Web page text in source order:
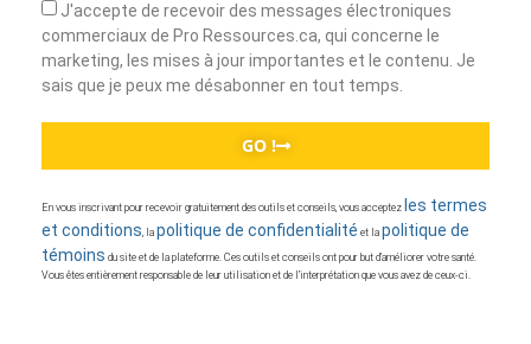
J'accepte de recevoir des messages électroniques
commerciaux de Pro Ressources.ca, qui concerne le
marketing, les mises à jour importantes et le contenu. Je
sais que je peux me désabonner en tout temps.
GO !
En vous inscrivant pour recevoir gratuitement des outils et conseils, vous acceptez les termes
et conditions, la politique de confidentialité et la politique de
témoins du site et de la plateforme. Ces outils et conseils ont pour but d’améliorer votre santé.
Vous êtes entièrement responsable de leur utilisation et de l’interprétation que vous avez de ceux-ci.